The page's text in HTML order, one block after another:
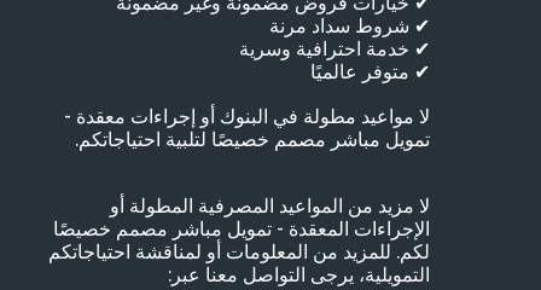
✔ شروط سداد مرنة
✔ خدمة احترافية وسرية
✔ متوفر عالميًا
لا مواعيد مطولة في البنوك أو إجراءات معقدة -
تمويل مباشر مصمم خصيصًا لتلبية احتياجاتكم.
لا مزيد من المواعيد المصرفية المطولة أو
الإجراءات المعقدة - تمويل مباشر مصمم خصيصًا
لكم. للمزيد من المعلومات أو لمناقشة احتياجاتكم
التمويلية، يرجى التواصل معنا عبر: